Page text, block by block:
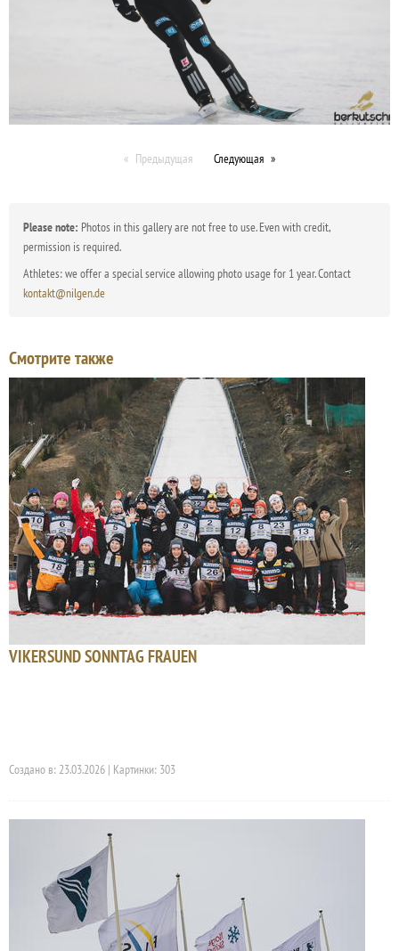
Предыдущая Следующая
Please note: Photos in this gallery are not free to use. Even with credit,
permission is required.
Athletes: we offer a special service allowing photo usage for 1 year. Contact
kontakt@nilgen.de
Смотрите также
VIKERSUND SONNTAG FRAUEN
Создано в: 23.03.2026 | Картинки: 303